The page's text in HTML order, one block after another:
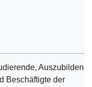
Beschäftigte der